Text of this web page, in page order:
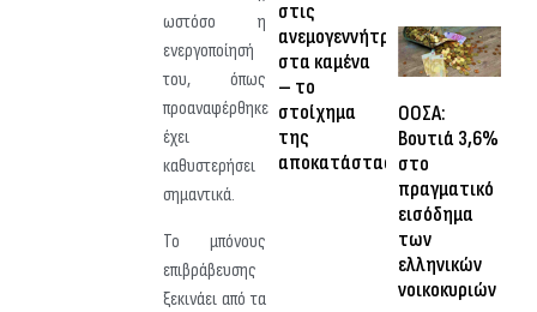
ωστόσο η
ενεργοποίησή
του, όπως
προαναφέρθηκε
έχει
καθυστερήσει
σημαντικά.
Το μπόνους
επιβράβευσης
ξεκινάει από τα
στις
ανεμογεννήτριες
στα καμένα
– το
στοίχημα
της
αποκατάστασης
ΟΟΣΑ:
Βουτιά 3,6%
στο
πραγματικό
εισόδημα
των
ελληνικών
νοικοκυριών